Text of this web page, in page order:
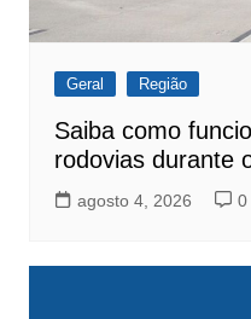
Geral Região
Saiba como
rodovias durante
agosto 4, 2026 0